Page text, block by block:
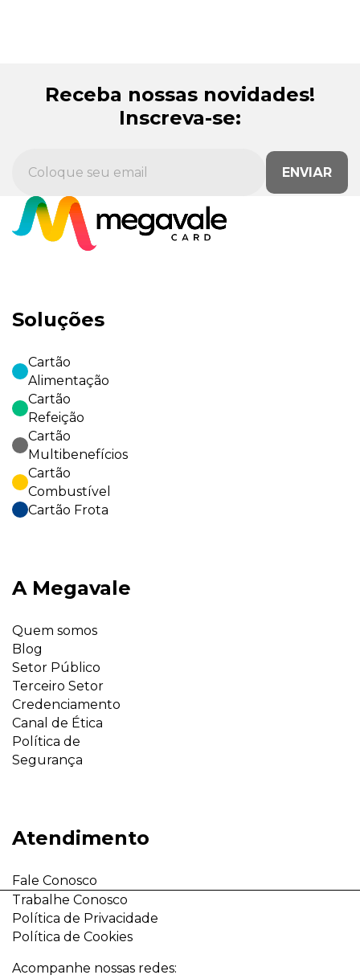
Receba nossas novidades!
Inscreva-se:
ENVIAR
Soluções
Cartão
Alimentação
Cartão
Refeição
Cartão
Multibenefícios
Cartão
Combustível
Cartão Frota
A Megavale
Quem somos
Blog
Setor Público
Terceiro Setor
Credenciamento
Canal de Ética
Política de
Segurança
Atendimento
Fale Conosco
Trabalhe Conosco
Política de Privacidade
Política de Cookies
Acompanhe nossas redes: